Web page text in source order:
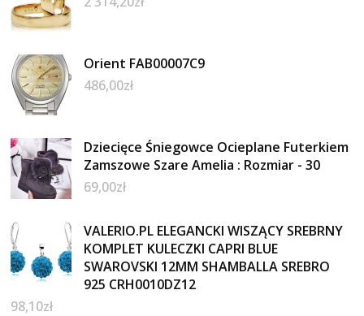
Orient FAB00007C9
486,00zł
Dziecięce Śniegowce Ocieplane Futerkiem
Zamszowe Szare Amelia : Rozmiar - 30
69,00zł
VALERIO.PL ELEGANCKI WISZĄCY SREBRNY
KOMPLET KULECZKI CAPRI BLUE
SWAROVSKI 12MM SHAMBALLA SREBRO
925 CRH0010DZ12
98,10zł